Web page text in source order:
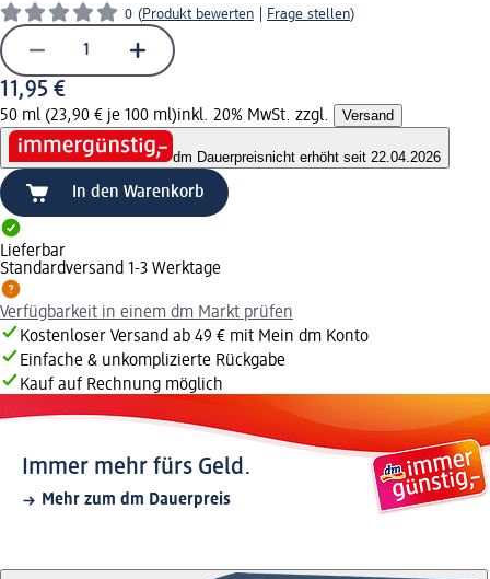
0 (Produkt bewerten Frage stellen)
11,95 €
50 ml (23,90 € je 100 ml)inkl. 20% MwSt. zzgl. Versand
dm Dauerpreisnicht erhöht seit 22.04.2026
In den Warenkorb
Lieferbar
Standardversand 1-3 Werktage
Verfügbarkeit in einem dm Markt prüfen
Kostenloser Versand ab 49 € mit Mein dm Konto
Einfache & unkomplizierte Rückgabe
Kauf auf Rechnung möglich
Immer mehr fürs Geld.
Mehr zum dm Dauerpreis